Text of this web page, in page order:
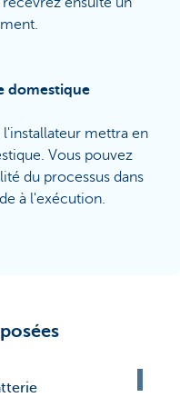
domestique
l'installateur mettra en
Vous pouvez
du processus dans
à l'exécution.